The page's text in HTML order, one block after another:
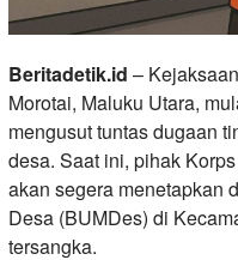
Beritadetik.id –
Morotai, Maluku Utara,
mengusut tuntas dugaan
desa. Saat ini, pihak
akan segera menetapkan
Desa (BUMDes) di
tersangka.